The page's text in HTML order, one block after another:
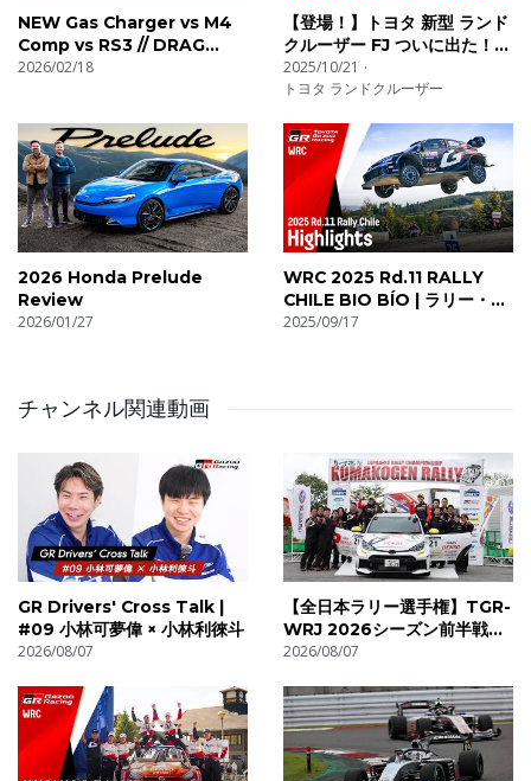
NEW Gas Charger vs M4
Comp vs RS3 // DRAG
RACE
2026/02/18
【登場！】トヨタ 新型 ランド
クルーザー FJ ついに出た！
待望の末っ子は オフも本格
派！
2025/10/21
トヨタ ランドクルーザー
2026 Honda Prelude
Review
2026/01/27
WRC 2025 Rd.11 RALLY
CHILE BIO BÍO | ラリー・チ
リ・ビオビオ ハイライト動画 |
2025/09/17
チャンネル関連動画
GR Drivers' Cross Talk |
#09 小林可夢偉 × 小林利徠斗
2026/08/07
【全日本ラリー選手権】TGR-
WRJ 2026シーズン前半戦ダ
イジェスト
2026/08/07